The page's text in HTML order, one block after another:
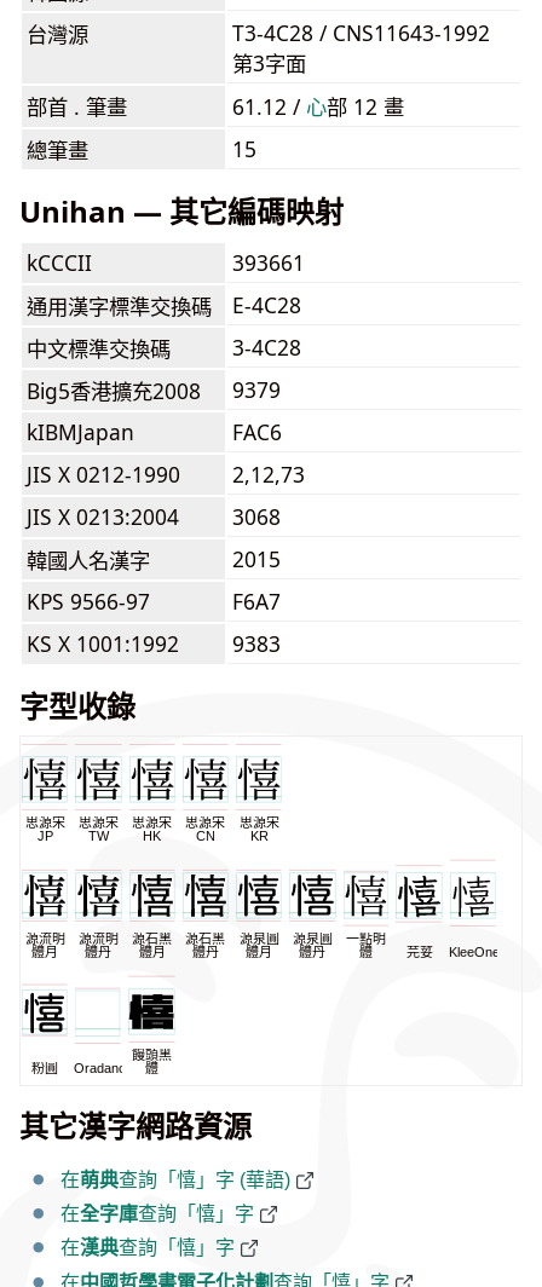
台灣源
T3-4C28 / CNS11643-1992
第3字面
部首 . 筆畫
61.12 / ⼼部 12 畫
總筆畫
15
Unihan — 其它編碼映射
kCCCII
393661
通用漢字標準交換碼
E-4C28
中文標準交換碼
3-4C28
Big5香港擴充2008
9379
kIBMJapan
FAC6
JIS X 0212-1990
2,12,73
JIS X 0213:2004
3068
韓國人名漢字
2015
KPS 9566-97
F6A7
KS X 1001:1992
9383
字型收錄
思源宋
JP
思源宋
TW
思源宋
HK
思源宋
CN
思源宋
KR
源流明
體月
源流明
體丹
源石黑
體月
源石黑
體丹
源泉圓
體月
源泉圓
體丹
一點明
體
芫荽 KleeOne
粉圓 Oradano
饅頭黑
體
其它漢字網路資源
在萌典查詢「憘」字 (華語)
在全字庫查詢「憘」字
在漢典查詢「憘」字
在中國哲學書電子化計劃查詢「憘」字